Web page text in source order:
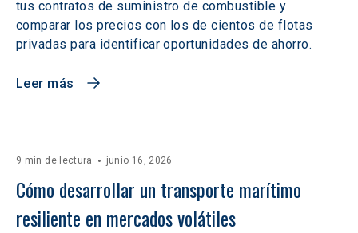
tus contratos de suministro de combustible y
comparar los precios con los de cientos de flotas
privadas para identificar oportunidades de ahorro.
Leer más
9 min de lectura junio 16, 2026
Cómo desarrollar un transporte marítimo
resiliente en mercados volátiles